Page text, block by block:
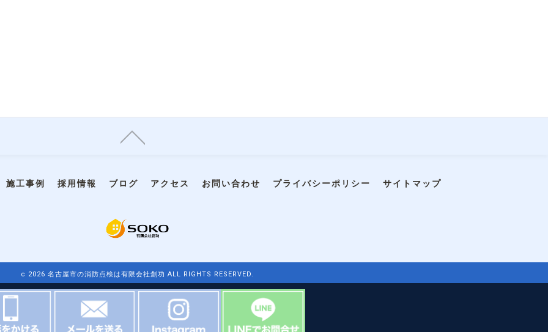
施工事例 採用情報 ブログ アクセス お問い合わせ プライバシーポリシー サイトマップ
c 2026 名古屋市の消防点検は有限会社創功 ALL RIGHTS RESERVED.